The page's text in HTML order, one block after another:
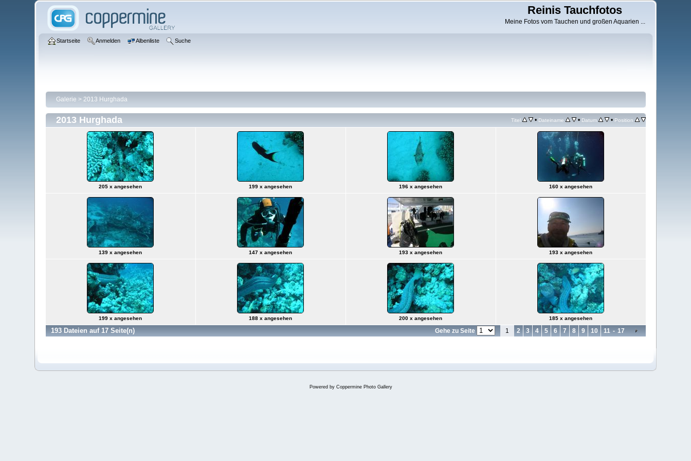
Reinis Tauchfotos
Meine Fotos vom Tauchen und großen Aquarien ...
Startseite Anmelden Albenliste Suche
Galerie > 2013 Hurghada
2013 Hurghada Titel • Dateiname • Datum • Position
205 x angesehen 199 x angesehen 196 x angesehen 160 x angesehen
139 x angesehen 147 x angesehen 193 x angesehen 193 x angesehen
199 x angesehen 188 x angesehen 200 x angesehen 185 x angesehen
193 Dateien auf 17 Seite(n) Gehe zu Seite 1 2 3 4 5 6 7 8 9 10 11 - 17
Powered by Coppermine Photo Gallery